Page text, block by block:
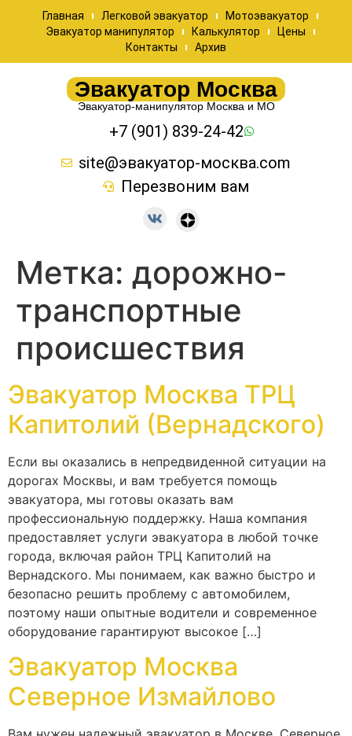
Главная Легковой эвакуатор
Мотоэвакуатор
Эвакуатор манипулятор
Калькулятор
Цены
Контакты
Архив
Эвакуатор Москва
Эвакуатор-манипулятор Москва и МО
+7 (901) 839-24-42
site@эвакуатор-москва.com
Перезвоним вам
Метка: дорожно-
транспортные
происшествия
Эвакуатор Москва ТРЦ
Капитолий (Вернадского)
Если вы оказались в непредвиденной ситуации на
дорогах Москвы, и вам требуется помощь
эвакуатора, мы готовы оказать вам
профессиональную поддержку. Наша компания
предоставляет услуги эвакуатора в любой точке
города, включая район ТРЦ Капитолий на
Вернадского. Мы понимаем, как важно быстро и
безопасно решить проблему с автомобилем,
поэтому наши опытные водители и современное
оборудование гарантируют высокое […]
Эвакуатор Москва
Северное Измайлово